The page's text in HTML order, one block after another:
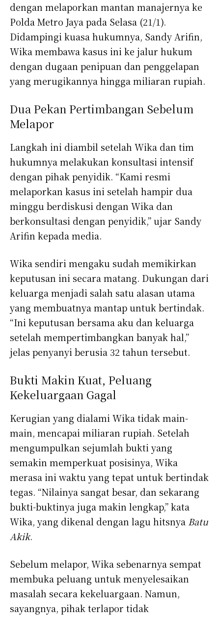
dengan melaporkan mantan manajernya ke
Polda Metro Jaya pada Selasa (21/1).
Didampingi kuasa hukumnya, Sandy Arifin,
Wika membawa kasus ini ke jalur hukum
dengan dugaan penipuan dan penggelapan
yang merugikannya hingga miliaran rupiah.
Dua Pekan Pertimbangan Sebelum
Melapor
Langkah ini diambil setelah Wika dan tim
hukumnya melakukan konsultasi intensif
dengan pihak penyidik. “Kami resmi
melaporkan kasus ini setelah hampir dua
minggu berdiskusi dengan Wika dan
berkonsultasi dengan penyidik,” ujar Sandy
Arifin kepada media.
Wika sendiri mengaku sudah memikirkan
keputusan ini secara matang. Dukungan dari
keluarga menjadi salah satu alasan utama
yang membuatnya mantap untuk bertindak.
“Ini keputusan bersama aku dan keluarga
setelah mempertimbangkan banyak hal,”
jelas penyanyi berusia 32 tahun tersebut.
Bukti Makin Kuat, Peluang
Kekeluargaan Gagal
Kerugian yang dialami Wika tidak main-
main, mencapai miliaran rupiah. Setelah
mengumpulkan sejumlah bukti yang
semakin memperkuat posisinya, Wika
merasa ini waktu yang tepat untuk bertindak
tegas. “Nilainya sangat besar, dan sekarang
bukti-buktinya juga makin lengkap,” kata
Wika, yang dikenal dengan lagu hitsnya Batu
Akik.
Sebelum melapor, Wika sebenarnya sempat
membuka peluang untuk menyelesaikan
masalah secara kekeluargaan. Namun,
sayangnya, pihak terlapor tidak